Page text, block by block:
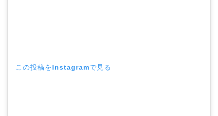
この投稿をInstagramで見る